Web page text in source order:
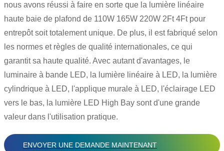
nous avons réussi à faire en sorte que la lumière linéaire
haute baie de plafond de 110W 165W 220W 2Ft 4Ft pour
entrepôt soit totalement unique. De plus, il est fabriqué selon
les normes et règles de qualité internationales, ce qui
garantit sa haute qualité. Avec autant d'avantages, le
luminaire à bande LED, la lumière linéaire à LED, la lumière
cylindrique à LED, l'applique murale à LED, l'éclairage LED
vers le bas, la lumière LED High Bay sont d'une grande
valeur dans l'utilisation pratique.
ENVOYER UNE DEMANDE MAINTENANT